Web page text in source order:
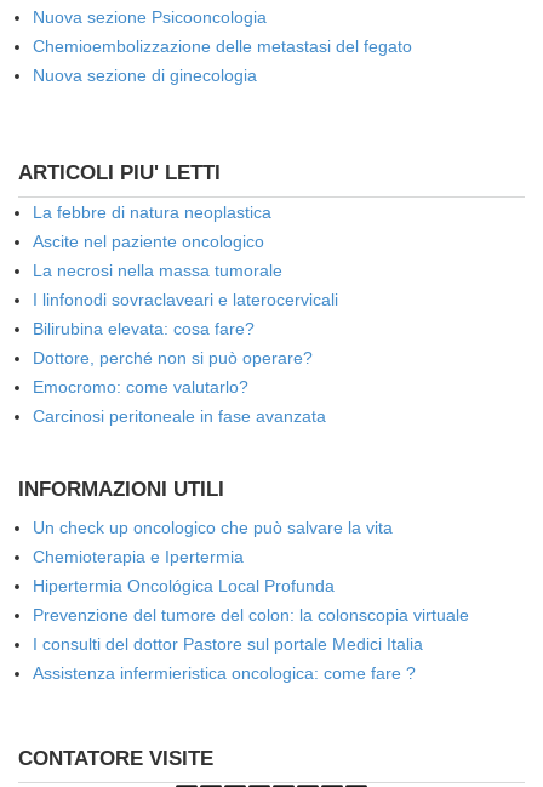
Nuova sezione Psicooncologia
Chemioembolizzazione delle metastasi del fegato
Nuova sezione di ginecologia
ARTICOLI PIU' LETTI
La febbre di natura neoplastica
Ascite nel paziente oncologico
La necrosi nella massa tumorale
I linfonodi sovraclaveari e laterocervicali
Bilirubina elevata: cosa fare?
Dottore, perché non si può operare?
Emocromo: come valutarlo?
Carcinosi peritoneale in fase avanzata
INFORMAZIONI UTILI
Un check up oncologico che può salvare la vita
Chemioterapia e Ipertermia
Hipertermia Oncológica Local Profunda
Prevenzione del tumore del colon: la colonscopia virtuale
I consulti del dottor Pastore sul portale Medici Italia
Assistenza infermieristica oncologica: come fare ?
CONTATORE VISITE